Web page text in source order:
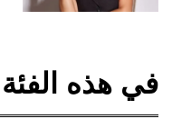
في هذه الفئة